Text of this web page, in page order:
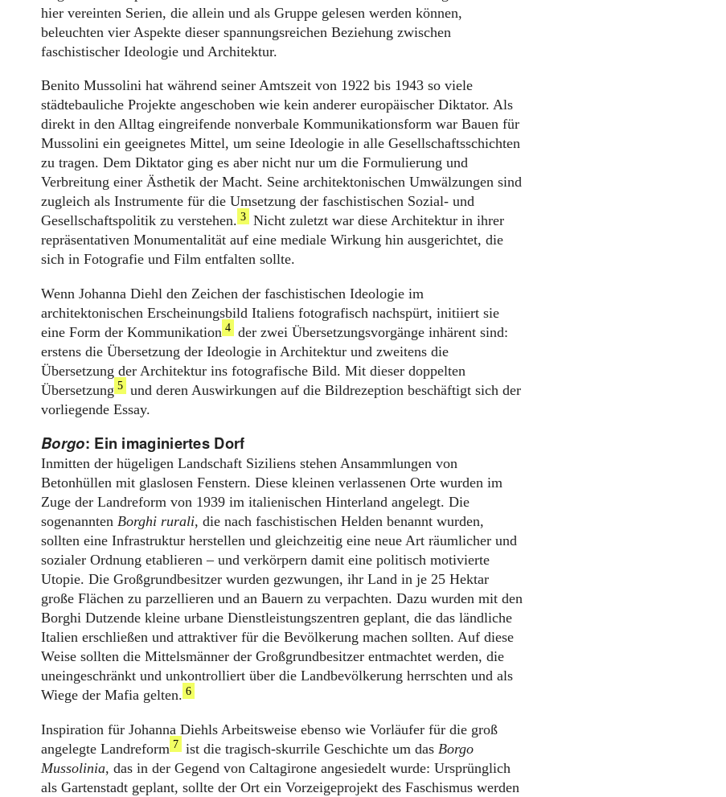
hier vereinten Serien, die allein und als Gruppe gelesen werden können,
beleuchten vier Aspekte dieser spannungsreichen Beziehung zwischen
faschistischer Ideologie und Architektur.
Benito Mussolini hat während seiner Amtszeit von 1922 bis 1943 so viele
städtebauliche Projekte angeschoben wie kein anderer europäischer Diktator. Als
direkt in den Alltag eingreifende nonverbale Kommunikationsform war Bauen für
Mussolini ein geeignetes Mittel, um seine Ideologie in alle Gesellschaftsschichten
zu tragen. Dem Diktator ging es aber nicht nur um die Formulierung und
Verbreitung einer Ästhetik der Macht. Seine architektonischen Umwälzungen sind
zugleich als Instrumente für die Umsetzung der faschistischen Sozial- und
Gesellschaftspolitik zu verstehen. 3 Nicht zuletzt war diese Architektur in ihrer
repräsentativen Monumentalität auf eine mediale Wirkung hin ausgerichtet, die
sich in Fotografie und Film entfalten sollte.
Wenn Johanna Diehl den Zeichen der faschistischen Ideologie im
architektonischen Erscheinungsbild Italiens fotografisch nachspürt, initiiert sie
eine Form der Kommunikation 4 der zwei Übersetzungsvorgänge inhärent sind:
erstens die Übersetzung der Ideologie in Architektur und zweitens die
Übersetzung der Architektur ins fotografische Bild. Mit dieser doppelten
Übersetzung 5 und deren Auswirkungen auf die Bildrezeption beschäftigt sich der
vorliegende Essay.
Borgo: Ein imaginiertes Dorf
Inmitten der hügeligen Landschaft Siziliens stehen Ansammlungen von
Betonhüllen mit glaslosen Fenstern. Diese kleinen verlassenen Orte wurden im
Zuge der Landreform von 1939 im italienischen Hinterland angelegt. Die
sogenanntenBorghi rurali, die nach faschistischen Helden benannt wurden,
sollten eine Infrastruktur herstellen und gleichzeitig eine neue Art räumlicher und
sozialer Ordnung etablieren – und verkörpern damit eine politisch motivierte
Utopie. Die Großgrundbesitzer wurden gezwungen, ihr Land in je 25 Hektar
große Flächen zu parzellieren und an Bauern zu verpachten. Dazu wurden mit den
Borghi Dutzende kleine urbane Dienstleistungszentren geplant, die das ländliche
Italien erschließen und attraktiver für die Bevölkerung machen sollten. Auf diese
Weise sollten die Mittelsmänner der Großgrundbesitzer entmachtet werden, die
uneingeschränkt und unkontrolliert über die Landbevölkerung herrschten und als
Wiege der Mafia gelten. 6
Inspiration für Johanna Diehls Arbeitsweise ebenso wie Vorläufer für die groß
angelegte Landreform 7 ist die tragisch-skurrile Geschichte um das Borgo
Mussolinia, das in der Gegend von Caltagirone angesiedelt wurde: Ursprünglich
als Gartenstadt geplant, sollte der Ort ein Vorzeigeprojekt des Faschismus werden